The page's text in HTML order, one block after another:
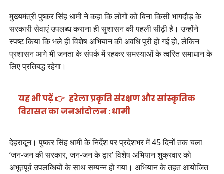
मुख्यमंत्री पुष्कर सिंह धामी ने कहा कि लोगों को बिना किसी भागदौड़ के
सरकारी सेवाएं उपलब्ध कराना ही सुशासन की पहली सीढ़ी है। उन्होंने
स्पष्ट किया कि भले ही विशेष अभियान की अवधि पूरी हो गई हो, लेकिन
प्रशासन आगे भी जनता के संपर्क में रहकर समस्याओं के त्वरित समाधान के
लिए प्रतिबद्ध रहेगा।
यह भी पढ़ें 👉 हरेला प्रकृति संरक्षण और सांस्कृतिक
विरासत का जनआंदोलन : धामी
देहरादून। पुष्कर सिंह धामी के निर्देश पर प्रदेशभर में 45 दिनों तक चला
‘जन-जन की सरकार, जन-जन के द्वार’ विशेष अभियान शुक्रवार को
अभूतपूर्व उपलब्धियों के साथ सम्पन्न हो गया। अभियान के तहत आयोजित